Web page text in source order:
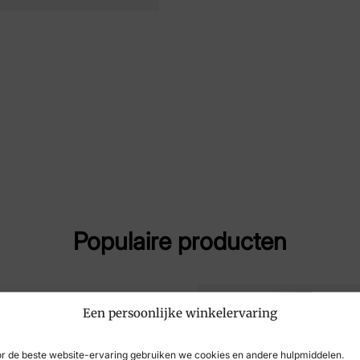
Een persoonlijke winkelervaring
de beste website-ervaring gebruiken we cookies en andere hulpmiddelen.
Populaire producten